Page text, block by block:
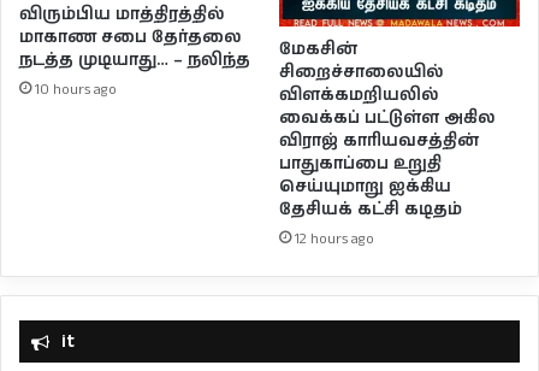
விரும்பிய மாத்திரத்தில்
மாகாண சபை தேர்தலை
நடத்த முடியாது… – நலிந்த
10 hours ago
மேகசின்
சிறைச்சாலையில்
விளக்கமறியலில்
வைக்கப் பட்டுள்ள அகில
விராஜ் காரியவசத்தின்
பாதுகாப்பை உறுதி
செய்யுமாறு ஐக்கிய
தேசியக் கட்சி கடிதம்
12 hours ago
it